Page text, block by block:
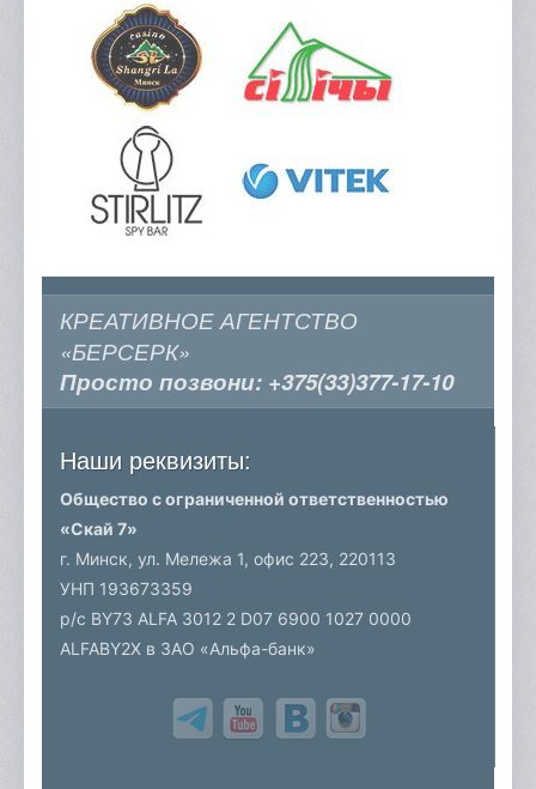
КРЕАТИВНОЕ АГЕНТСТВО
«БЕРСЕРК»
Просто позвони: +375(33)377-17-10
Наши реквизиты:
Общество с ограниченной ответственностью
«Скай 7»
г. Минск, ул. Мележа 1, офис 223, 220113
УНП 193673359
р/c BY73 ALFA 3012 2 D07 6900 1027 0000
ALFABY2X в ЗАО «Альфа-банк»